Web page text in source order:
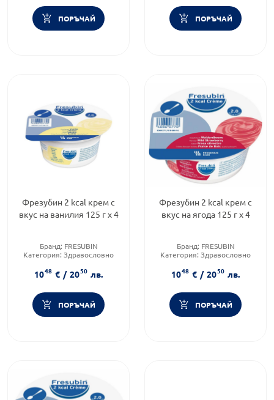
ПОРЪЧАЙ ПОРЪЧАЙ
Фрезубин 2 kcal крем с
вкус на ванилия 125 г х 4
Бранд: FRESUBIN
Категория: Здравословно
1048 € / 2050 лв.
ПОРЪЧАЙ
Фрезубин 2 kcal крем с
вкус на ягода 125 г х 4
Бранд: FRESUBIN
Категория: Здравословно
1048 € / 2050 лв.
ПОРЪЧАЙ